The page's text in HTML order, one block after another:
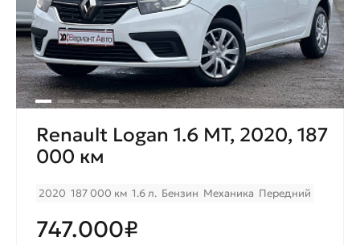
Renault Logan 1.6 МТ, 2020, 187
000 км
2020 187 000 км 1.6 л. Бензин Механика Передний
747.000₽